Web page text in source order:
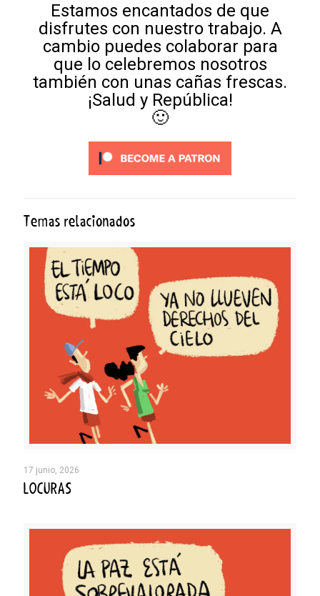
Estamos encantados de que
disfrutes con nuestro trabajo. A
cambio puedes colaborar para
que lo celebremos nosotros
también con unas cañas frescas.
¡Salud y República!
🙂
Temas relacionados
17 junio, 2026
LOCURAS